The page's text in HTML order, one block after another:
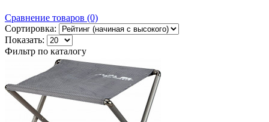
Сравнение товаров (0)
Сортировка:
Показать:
Фильтр по каталогу